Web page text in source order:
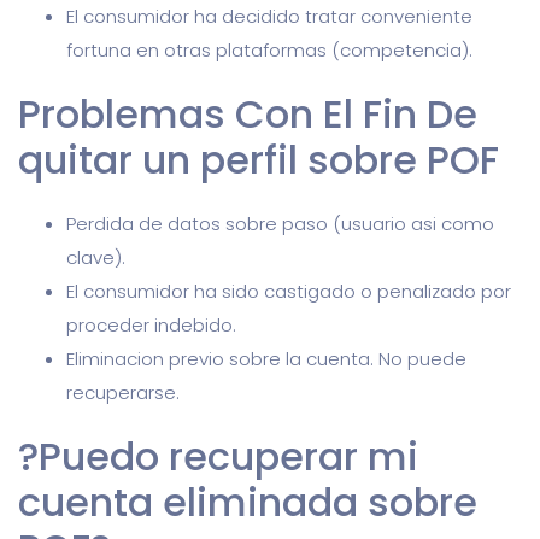
El consumidor ha decidido tratar conveniente
fortuna en otras plataformas (competencia).
Problemas Con El Fin De
quitar un perfil sobre POF
Perdida de datos sobre paso (usuario asi­ como
clave).
El consumidor ha sido castigado o penalizado por
proceder indebido.
Eliminacion previo sobre la cuenta. No puede
recuperarse.
?Puedo recuperar mi
cuenta eliminada sobre